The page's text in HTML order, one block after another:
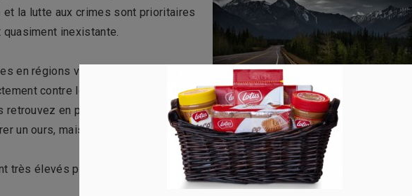
la lutte aux crimes sont prioritaires
inexistante.
en régions vertes sont assez
contre les insectes et vous
retrouvez en pleine forêt, vous
un ours, mais cela reste très rare.
très élevés pour les étrangers. Veillez donc à avoir une assurance voyage